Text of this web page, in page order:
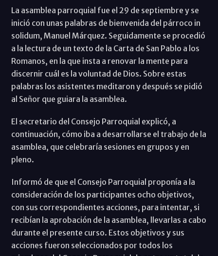
La asamblea parroquial fue el 29 de septiembre y se
inició con unas palabras de bienvenida del párroco in
solidum, Manuel Márquez. Seguidamente se procedió
a la lectura de un texto de la Carta de San Pablo a los
Romanos, en la que insta a renovar la mente para
discernir cuál es la voluntad de Dios. Sobre estas
palabras los asistentes meditaron y después se pidió
al Señor que guiara la asamblea.
El secretario del Consejo Parroquial explicó, a
continuación, cómo iba a desarrollarse el trabajo de la
asamblea, que celebraría sesiones en grupos y en
pleno.
Informó de que el Consejo Parroquial proponía a la
consideración de los participantes ocho objetivos,
con sus correspondientes acciones, para intentar, si
recibían la aprobación de la asamblea, llevarlas a cabo
durante el presente curso. Estos objetivos y sus
acciones fueron seleccionados por todos los